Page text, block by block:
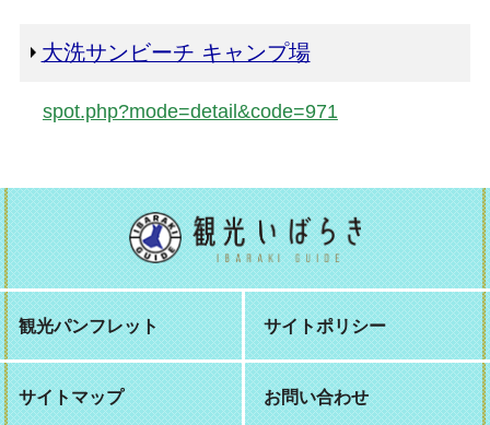
大洗サンビーチ キャンプ場
spot.php?mode=detail&code=971
観光パンフレット サイトポリシー
サイトマップ お問い合わせ